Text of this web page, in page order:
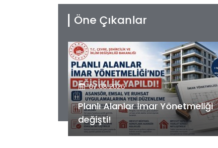
Öne Çıkanlar
07.08.2026
Kiler GYO’dan Pendik Dolayoba
projesiyle ilgili önemli adım!